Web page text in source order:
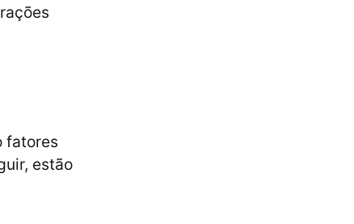
fatores
estão